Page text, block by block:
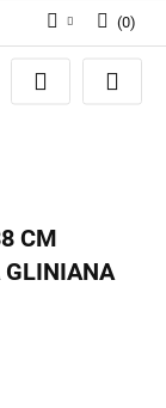
Zaloguj się
(0)
CM
GLINIANA